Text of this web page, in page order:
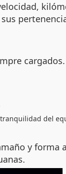
cargados.
del
y forma